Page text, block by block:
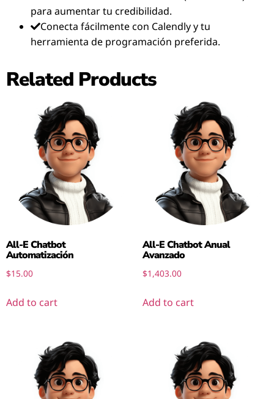
para aumentar tu credibilidad.
Conecta fácilmente con Calendly y tu
herramienta de programación preferida.
Related Products
All-E Chatbot
Automatización
$15.00
Add to cart
All-E Chatbot Anual
Avanzado
$1,403.00
Add to cart